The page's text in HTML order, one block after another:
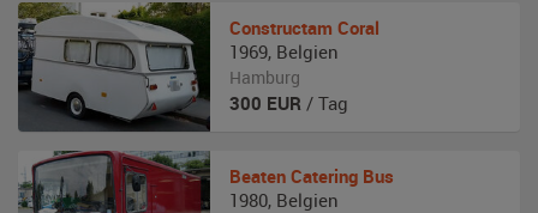
Constructam Coral
1969, Belgien
Hamburg
300 EUR / Tag
Beaten Catering Bus
1980, Belgien